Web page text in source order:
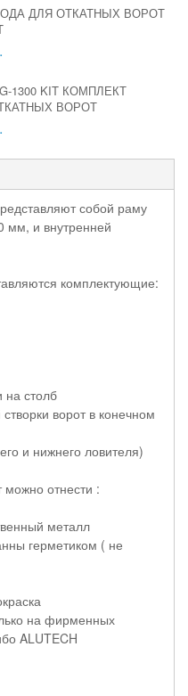
ДЛЯ ОТКАТНЫХ ВОРОТ
1300 KIT КОМПЛЕКТ
ВОРОТ
собой раму
мм, и внутренней
комплектующие:
на столб
ворот в конечном
и нижнего ловителя)
отнести :
металл
герметиком ( не
на фирменных
ALUTECH